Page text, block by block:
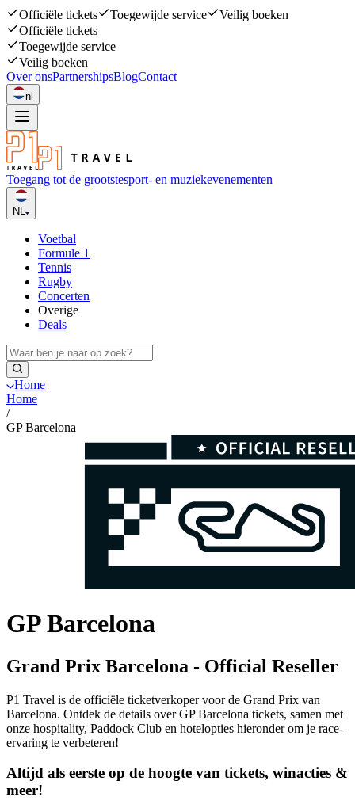
Officiële tickets Toegewijde service
Veilig boeken
Officiële tickets
Toegewijde service
Veilig boeken
Over onsPartnershipsBlogContact
nl
Toegang tot de grootstesport- en muziekevenementen
NL
Voetbal
Formule 1
Tennis
Rugby
Concerten
Overige
Deals
Home
Home
/
GP Barcelona
GP Barcelona
Grand Prix Barcelona - Official Reseller
P1 Travel is de officiële ticketverkoper voor de Grand Prix van
Barcelona. Ontdek de details over GP Barcelona tickets, samen met
onze hospitality, Paddock Club en hotelopties hieronder om je race-
ervaring te verbeteren!
Altijd als eerste op de hoogte van tickets, winacties &
meer!